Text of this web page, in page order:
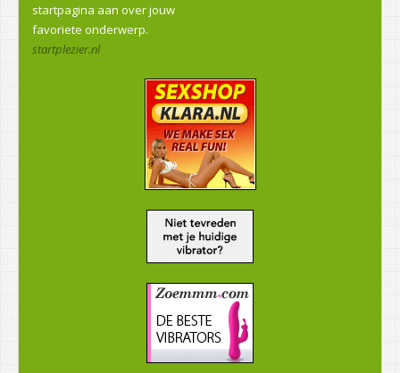
startpagina aan over jouw
favoriete onderwerp.
startplezier.nl